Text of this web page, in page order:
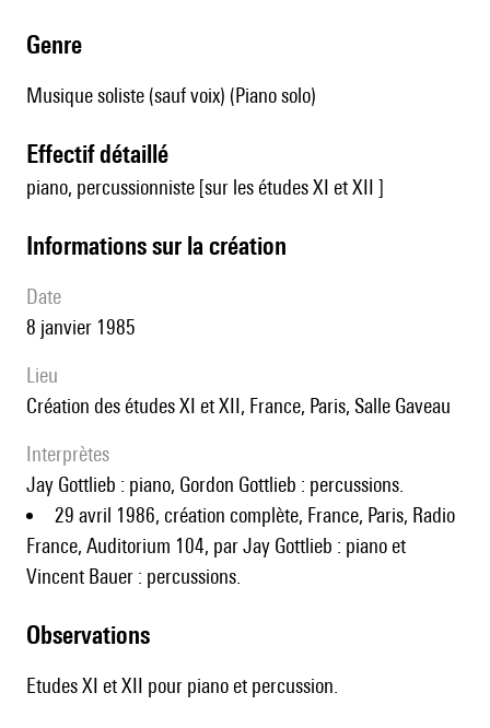
genre
Musique soliste (sauf voix) (Piano solo)
effectif détaillé
piano, percussionniste [sur les études XI et XII ]
informations sur la création
date
8 janvier 1985
lieu
création des études XI et XII, France, Paris, Salle Gaveau
interprètes
Jay Gottlieb : piano, Gordon Gottlieb : percussions.
29 avril 1986, création complète, France, Paris, Radio
France, Auditorium 104, par Jay Gottlieb : piano et
Vincent Bauer : percussions.
observations
Etudes XI et XII pour piano et percussion.